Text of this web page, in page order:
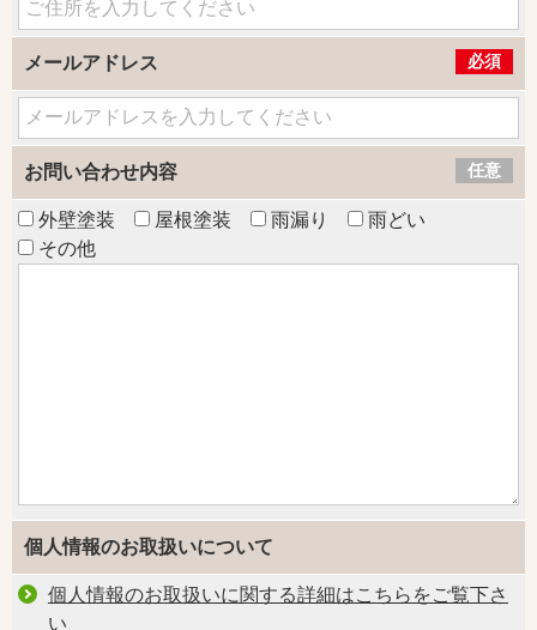
メールアドレス 必須
お問い合わせ内容 任意
外壁塗装 屋根塗装 雨漏り
雨どい
その他
個人情報のお取扱いについて
個人情報のお取扱いに関する詳細はこちらをご覧下さ
い